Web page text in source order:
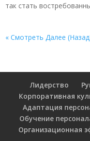
так стать
« Смотреть Далее
Лидерство
Корпоративная
Адаптация
Обучение
Организационная